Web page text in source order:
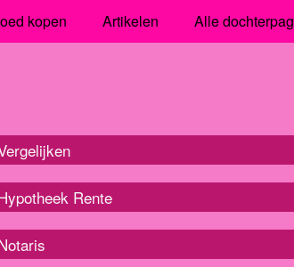
kopen Artikelen Alle
Rente